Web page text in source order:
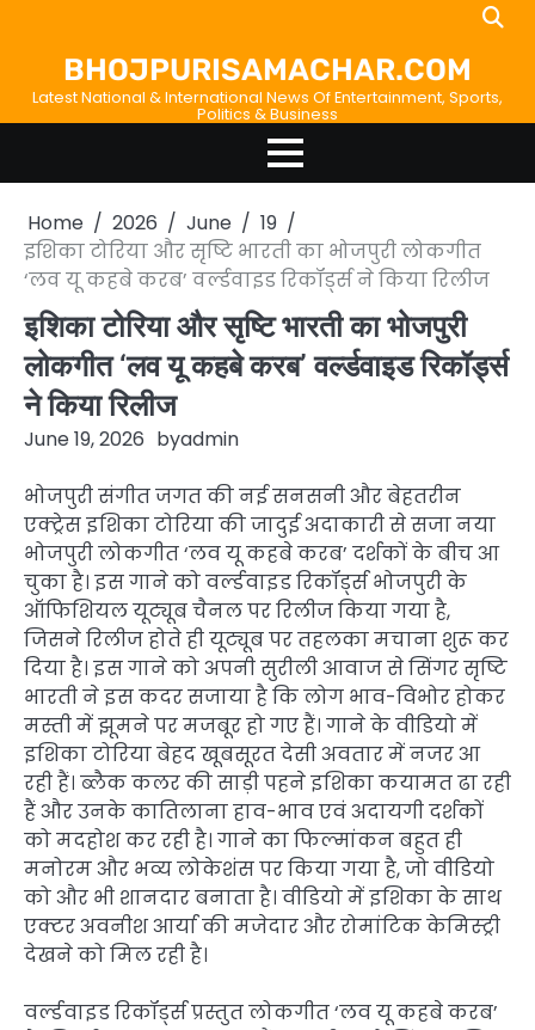
contentBHOJPURISAMACHAR.COM
Latest National & International News Of Entertainment, Sports,
Politics & Business
Home 2026 June
19
इशिका टोरिया और सृष्टि भारती का भोजपुरी लोकगीत
‘लव यू कहबे करब’ वर्ल्डवाइड रिकॉर्ड्स ने किया रिलीज
इशिका टोरिया और सृष्टि भारती का भोजपुरी
लोकगीत ‘लव यू कहबे करब’ वर्ल्डवाइड रिकॉर्ड्स
ने किया रिलीज
June 19, 2026 byadmin
भोजपुरी संगीत जगत की नई सनसनी और बेहतरीन
एक्ट्रेस इशिका टोरिया की जादुई अदाकारी से सजा नया
भोजपुरी लोकगीत ‘लव यू कहबे करब’ दर्शकों के बीच आ
चुका है। इस गाने को वर्ल्डवाइड रिकॉर्ड्स भोजपुरी के
ऑफिशियल यूट्यूब चैनल पर रिलीज किया गया है,
जिसने रिलीज होते ही यूट्यूब पर तहलका मचाना शुरू कर
दिया है। इस गाने को अपनी सुरीली आवाज से सिंगर सृष्टि
भारती ने इस कदर सजाया है कि लोग भाव-विभोर होकर
मस्ती में झूमने पर मजबूर हो गए हैं। गाने के वीडियो में
इशिका टोरिया बेहद खूबसूरत देसी अवतार में नजर आ
रही हैं। ब्लैक कलर की साड़ी पहने इशिका कयामत ढा रही
हैं और उनके कातिलाना हाव-भाव एवं अदायगी दर्शकों
को मदहोश कर रही है। गाने का फिल्मांकन बहुत ही
मनोरम और भव्य लोकेशंस पर किया गया है, जो वीडियो
को और भी शानदार बनाता है। वीडियो में इशिका के साथ
एक्टर अवनीश आर्या की मजेदार और रोमांटिक केमिस्ट्री
देखने को मिल रही है।
वर्ल्डवाइड रिकॉर्ड्स प्रस्तुत लोकगीत ‘लव यू कहबे करब’